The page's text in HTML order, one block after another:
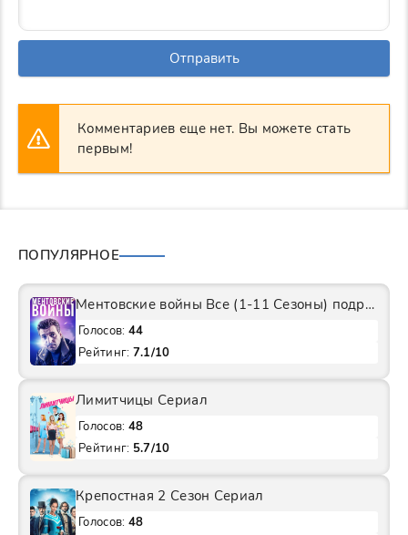
Отправить
Комментариев еще нет. Вы можете стать
первым!
ПОПУЛЯРНОЕ
Ментовские войны Все (1-11 Сезоны) подряд Сериал
Голосов: 44
Рейтинг: 7.1/10
Лимитчицы Сериал
Голосов: 48
Рейтинг: 5.7/10
Крепостная 2 Сезон Сериал
Голосов: 48